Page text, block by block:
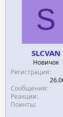
н
а
ч
а
S
SLCVAN
Новичок
Регистрация
Сообщения
Реакции
Поинты